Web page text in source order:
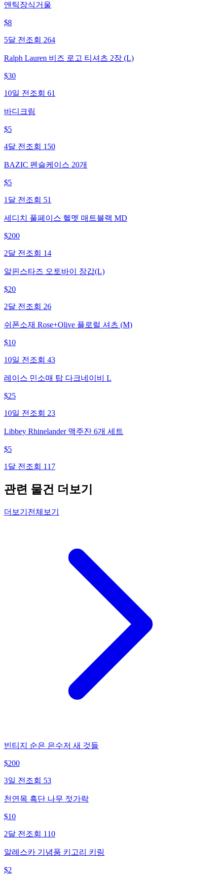
앤틱장식거울
$8
5달 전 조회 264
Ralph Lauren 비즈 로고 티셔츠 2장 (L)
$30
10일 전 조회 61
바디크림
$5
4달 전 조회 150
BAZIC 펜슬케이스 20개
$5
1달 전 조회 51
세디치 풀페이스 헬멧 매트블랙 MD
$200
2달 전 조회 14
알핀스타즈 오토바이 장갑(L)
$20
2달 전 조회 26
쉬폰소재 Rose+Olive 플로럴 셔츠 (M)
$10
10일 전 조회 43
레이스 민소매 탑 다크네이비 L
$25
10일 전 조회 23
Libbey Rhinelander 맥주잔 6개 세트
$5
1달 전 조회 117
관련 물건 더보기
더보기 전체보기
빈티지 순은 은수저 새 것들
$200
3일 전 조회 53
천연목 흑단 나무 젓가락
$10
2달 전 조회 110
알레스카 기념품 키고리 키링
$2